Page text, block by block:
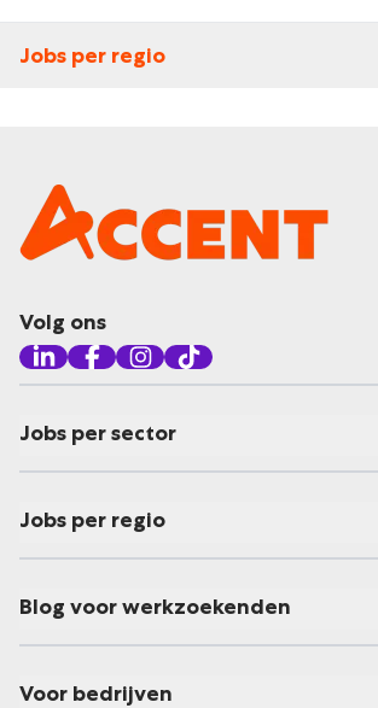
Jobs per regio
Volg ons
Jobs per sector
Jobs per regio
Blog voor werkzoekenden
Voor bedrijven